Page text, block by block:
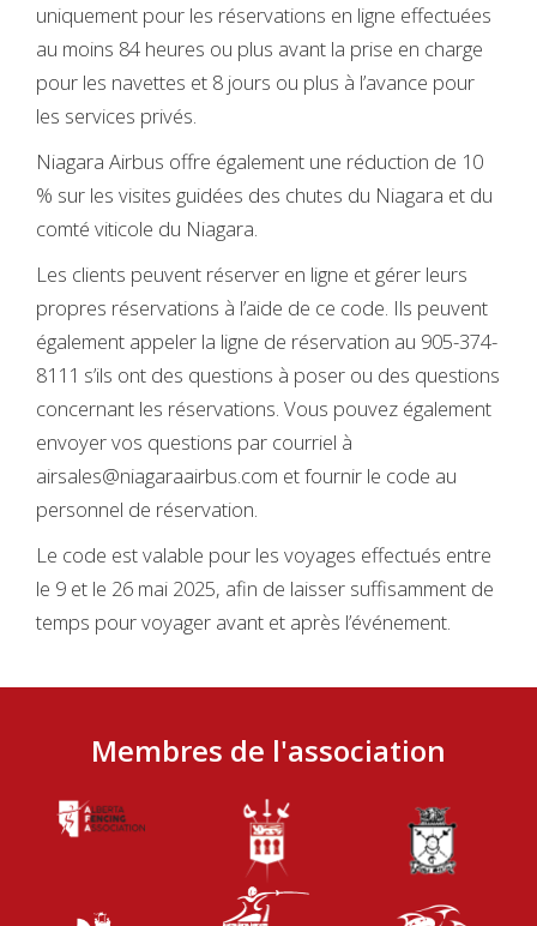
uniquement pour les réservations en ligne effectuées
au moins 84 heures ou plus avant la prise en charge
pour les navettes et 8 jours ou plus à l’avance pour
les services privés.
Niagara Airbus offre également une réduction de 10
% sur les visites guidées des chutes du Niagara et du
comté viticole du Niagara.
Les clients peuvent réserver en ligne et gérer leurs
propres réservations à l’aide de ce code. Ils peuvent
également appeler la ligne de réservation au 905-374-
8111 s’ils ont des questions à poser ou des questions
concernant les réservations. Vous pouvez également
envoyer vos questions par courriel à
airsales@niagaraairbus.com et fournir le code au
personnel de réservation.
Le code est valable pour les voyages effectués entre
le 9 et le 26 mai 2025, afin de laisser suffisamment de
temps pour voyager avant et après l’événement.
Membres de l'association